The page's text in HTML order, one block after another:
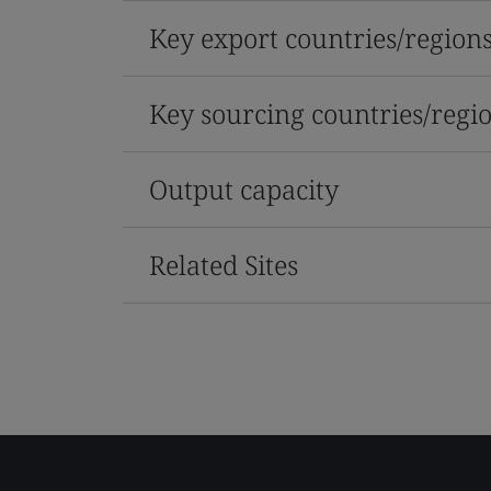
Key export countries/regions
Key sourcing countries/
Output capacity
Related Sites